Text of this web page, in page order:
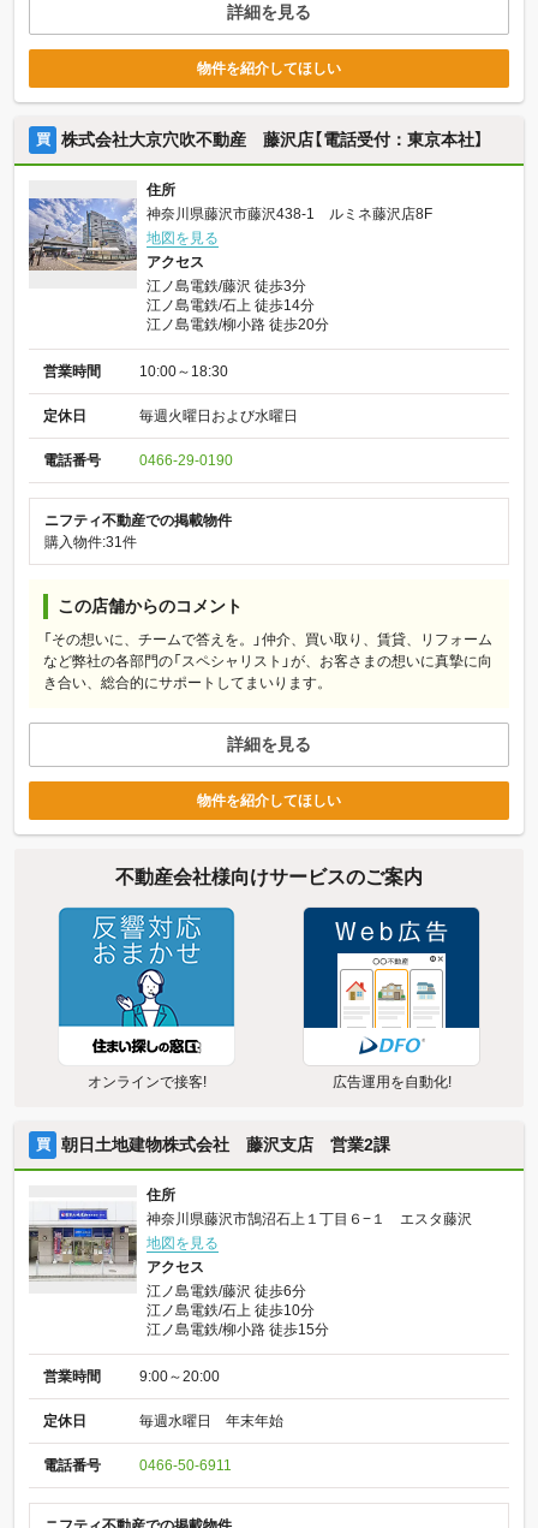
詳細を見る
物件を紹介してほしい
買 株式会社大京穴吹不動産 藤沢店【電話受付：東京本社】
住所
神奈川県藤沢市藤沢438-1 ルミネ藤沢店8F
地図を見る
アクセス
江ノ島電鉄/藤沢 徒歩3分
江ノ島電鉄/石上 徒歩14分
江ノ島電鉄/柳小路 徒歩20分
営業時間 10:00～18:30
定休日 毎週火曜日および水曜日
電話番号 0466-29-0190
ニフティ不動産での掲載物件
購入物件:31件
この店舗からのコメント
「その想いに、チームで答えを。」仲介、買い取り、賃貸、リフォーム
など弊社の各部門の「スペシャリスト」が、お客さまの想いに真摯に向
き合い、総合的にサポートしてまいります。
詳細を見る
物件を紹介してほしい
不動産会社様向けサービスのご案内
オンラインで接客! 広告運用を自動化!
買 朝日土地建物株式会社 藤沢支店 営業2課
住所
神奈川県藤沢市鵠沼石上１丁目６−１ エスタ藤沢
地図を見る
アクセス
江ノ島電鉄/藤沢 徒歩6分
江ノ島電鉄/石上 徒歩10分
江ノ島電鉄/柳小路 徒歩15分
営業時間 9:00～20:00
定休日 毎週水曜日 年末年始
電話番号 0466-50-6911